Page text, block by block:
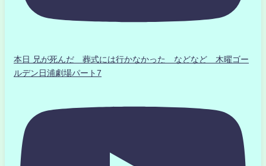
本日 兄が死んだ 葬式には行かなかった などなど 木曜ゴー
ルデン日浦劇場パート7